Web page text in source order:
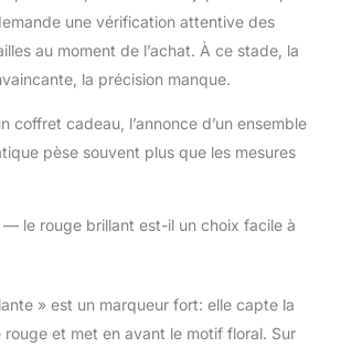
culinaire totale dans la
gastronomie nipponne,
pour ravir vos papilles
au maximum !
IDÉE
Ce service repas
japonais décoré de
fleurs de cerisier
ravira les amateurs de
toute occasion (Noel,
anniversaire...) pour
une vérification attentive des
au moment de l’achat. À ce stade, la
la précision manque.
coffret cadeau, l’annonce d’un ensemble
pèse souvent plus que les mesures
— le rouge brillant est-il un choix facile à
» est un marqueur fort: elle capte la
rouge et met en avant le motif floral. Sur